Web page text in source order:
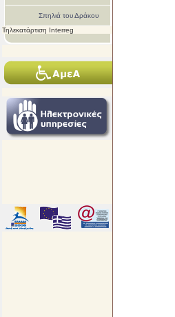
Σπηλιά του Δράκου
Τηλεκατάρτιση Interreg